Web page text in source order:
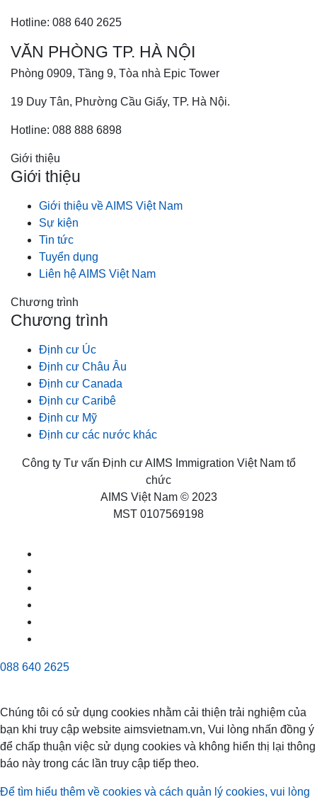
Hotline: 088 640 2625
VĂN PHÒNG TP. HÀ NỘI
Phòng 0909, Tầng 9, Tòa nhà Epic Tower
19 Duy Tân, Phường Cầu Giấy, TP. Hà Nội.
Hotline: 088 888 6898
Giới thiệu
Giới thiệu
Giới thiệu về AIMS Việt Nam
Sự kiện
Tin tức
Tuyển dụng
Liên hệ AIMS Việt Nam
Chương trình
Chương trình
Định cư Úc
Định cư Châu Âu
Định cư Canada
Định cư Caribê
Định cư Mỹ
Định cư các nước khác
Công ty Tư vấn Định cư AIMS Immigration Việt Nam tổ
chức
AIMS Việt Nam © 2023
MST 0107569198
088 640 2625
Chúng tôi có sử dụng cookies nhằm cải thiện trải nghiệm của
bạn khi truy cập website aimsvietnam.vn, Vui lòng nhấn đồng ý
để chấp thuận việc sử dụng cookies và không hiển thị lại thông
báo này trong các lần truy cập tiếp theo.
Để tìm hiểu thêm về cookies và cách quản lý cookies, vui lòng